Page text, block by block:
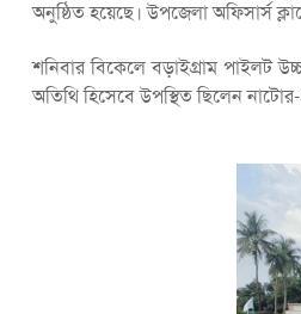
অনুষ্ঠিত হয়েছে। উপজেলা অফিসার্স
শনিবার বিকেলে বড়াইগ্রাম পাইলট
অতিথি হিসেবে উপস্থিত ছিলেন